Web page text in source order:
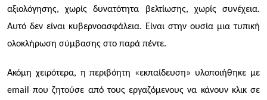
αξιολόγησης, χωρίς δυνατότητα βελτίωσης, χωρίς συνέχεια.
Αυτό δεν είναι κυβερνοασφάλεια. Είναι στην ουσία μια τυπική
ολοκλήρωση σύμβασης στο παρά πέντε.
Ακόμη χειρότερα, η περιβόητη «εκπαίδευση» υλοποιήθηκε με
email που ζητούσε από τους εργαζόμενους να κάνουν κλικ σε